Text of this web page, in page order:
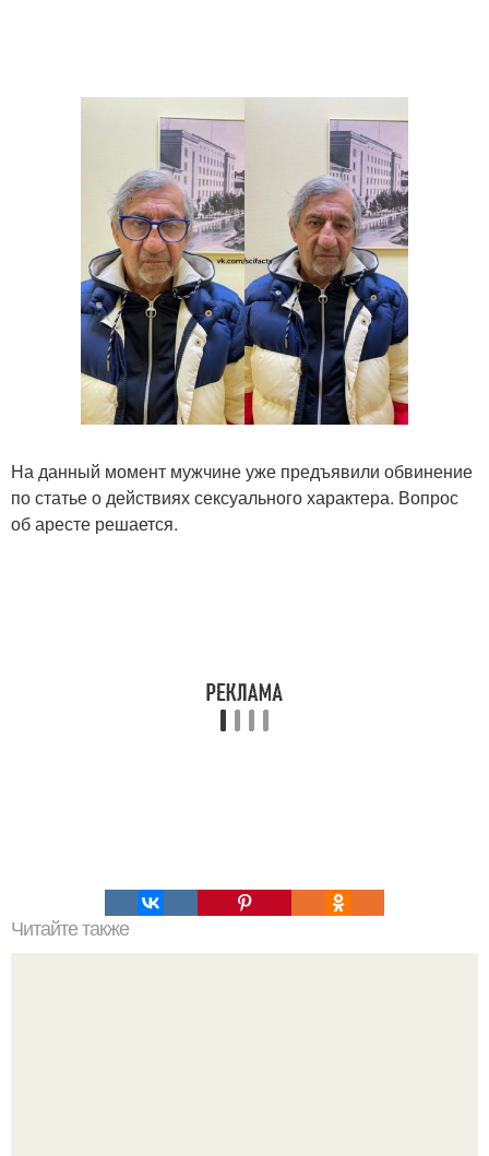
На данный момент мужчине уже предъявили обвинение
по статье о действиях сексуального характера. Вопрос
об аресте решается.
Читайте также